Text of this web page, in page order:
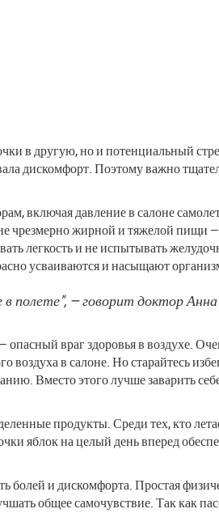
в другую, но и потенциальный
дискомфорт. Поэтому важно
включая давление в салоне
чрезмерно жирной и тяжелой пищи
легкость и не испытывать
усваиваются и насыщают
— говорит доктор
враг здоровья в воздухе.
в салоне. Но старайтесь
Вместо этого лучше заварить
продукты. Среди тех, кто
яблок на целый день вперед
и дискомфорта. Простая
общее самочувствие. Так как